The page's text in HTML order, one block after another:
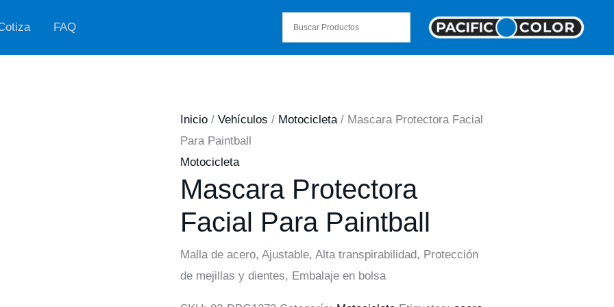
FAQ
Inicio/ Vehículos / Motocicleta/ Mascara Protectora Facial
Para Paintball
Motocicleta
Mascara Protectora
Facial Para Paintball
Malla de acero, Ajustable, Alta transpirabilidad, Protección
de mejillas y dientes, Embalaje en bolsa